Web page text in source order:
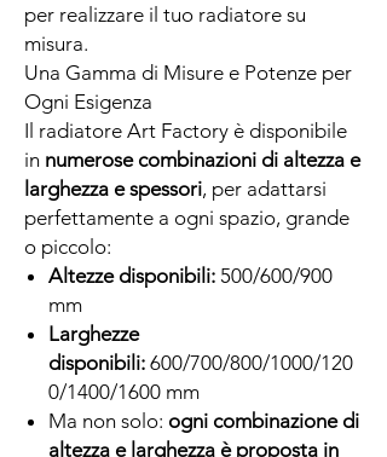
per realizzare il tuo radiatore su
misura.
Una Gamma di Misure e Potenze per
Ogni Esigenza
Il radiatore Art Factory è disponibile
in numerose combinazioni di altezza e
larghezza e spessori, per adattarsi
perfettamente a ogni spazio, grande
o piccolo:
Altezze disponibili: 500/600/900
mm
Larghezze
disponibili: 600/700/800/1000/120
0/1400/1600 mm
Ma non solo: ogni combinazione di
altezza e larghezza è proposta in